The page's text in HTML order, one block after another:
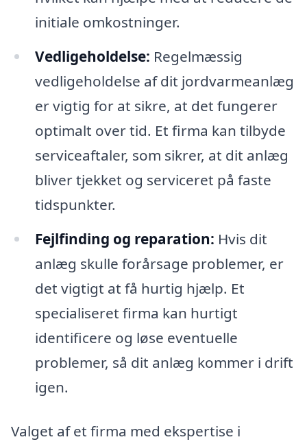
initiale omkostninger.
Vedligeholdelse: Regelmæssig
vedligeholdelse af dit jordvarmeanlæg
er vigtig for at sikre, at det fungerer
optimalt over tid. Et firma kan tilbyde
serviceaftaler, som sikrer, at dit anlæg
bliver tjekket og serviceret på faste
tidspunkter.
Fejlfinding og reparation: Hvis dit
anlæg skulle forårsage problemer, er
det vigtigt at få hurtig hjælp. Et
specialiseret firma kan hurtigt
identificere og løse eventuelle
problemer, så dit anlæg kommer i drift
igen.
Valget af et firma med ekspertise i